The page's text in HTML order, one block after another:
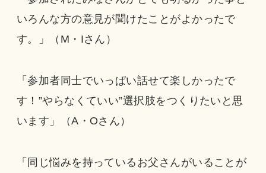
いろんな方の意見が聞けたことがよかったで
す。」（M・Iさん）
「参加者同士でいっぱい話せて楽しかったで
す！”やらなくていい”選択肢をつくりたいと思
います」（A・Oさん）
「同じ悩みを持っているお父さんがいることが